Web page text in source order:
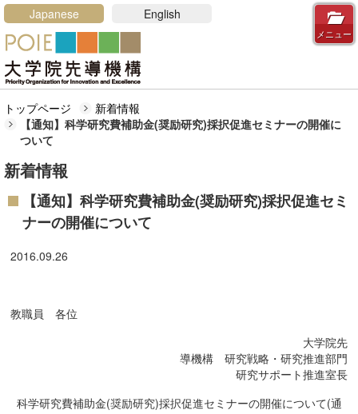
メニュー
Japanese English
トップページ
新着情報
【通知】科学研究費補助金(奨励研究)採択促進セミナーの開催に
ついて
新着情報
【通知】科学研究費補助金(奨励研究)採択促進セミ
ナーの開催について
2016.09.26
教職員 各位
大学院先
導機構 研究戦略・研究推進部門
研究サポート推進室長
科学研究費補助金(奨励研究)採択促進セミナーの開催について(通
トップページ
最新情報
リンク
拠点研究形成部門
先導的研究人材育成部門
人文社会科学系